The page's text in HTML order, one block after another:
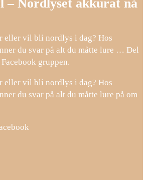
– Nordlyset akkurat nå
eller vil bli nordlys i dag? Hos
du svar på alt du måtte lure … Del
gruppen.
eller vil bli nordlys i dag? Hos
du svar på alt du måtte lure på om